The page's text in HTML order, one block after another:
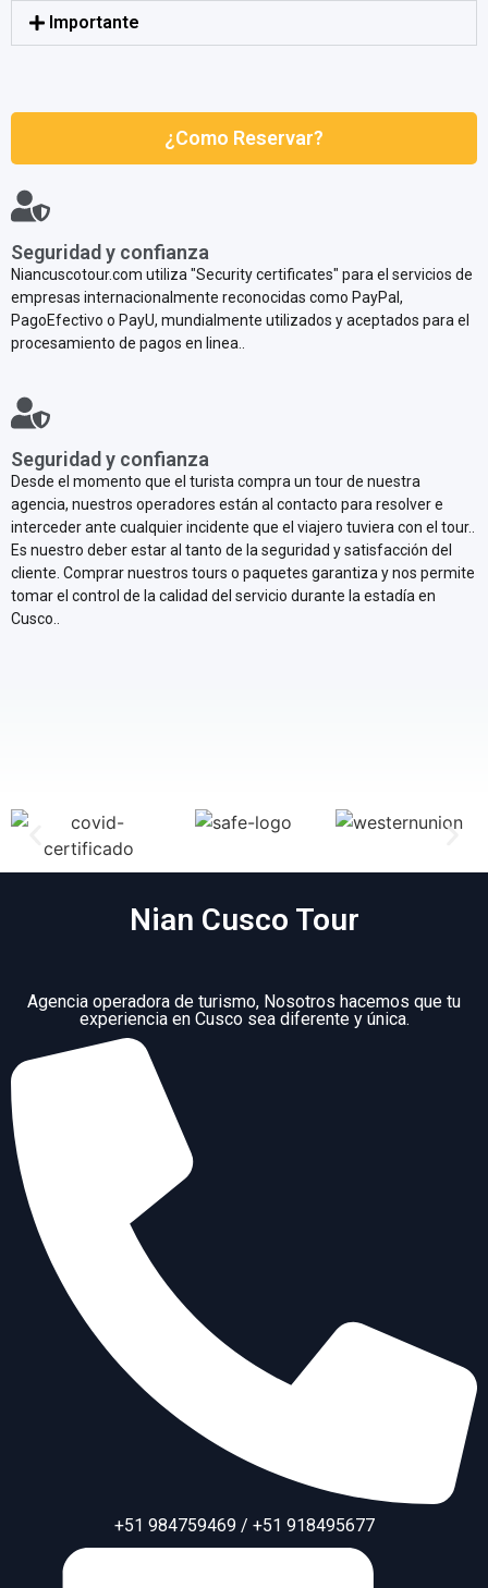
Importante
¿Como Reservar?
Seguridad y confianza
Niancuscotour.com utiliza "Security certificates" para el servicios de
empresas internacionalmente reconocidas como PayPal,
PagoEfectivo o PayU, mundialmente utilizados y aceptados para el
procesamiento de pagos en linea..
Seguridad y confianza
Desde el momento que el turista compra un tour de nuestra
agencia, nuestros operadores están al contacto para resolver e
interceder ante cualquier incidente que el viajero tuviera con el tour..
Es nuestro deber estar al tanto de la seguridad y satisfacción del
cliente. Comprar nuestros tours o paquetes garantiza y nos permite
tomar el control de la calidad del servicio durante la estadía en
Cusco..
Nian Cusco Tour
Agencia operadora de turismo, Nosotros hacemos que tu
experiencia en Cusco sea diferente y única.
+51 984759469 / +51 918495677